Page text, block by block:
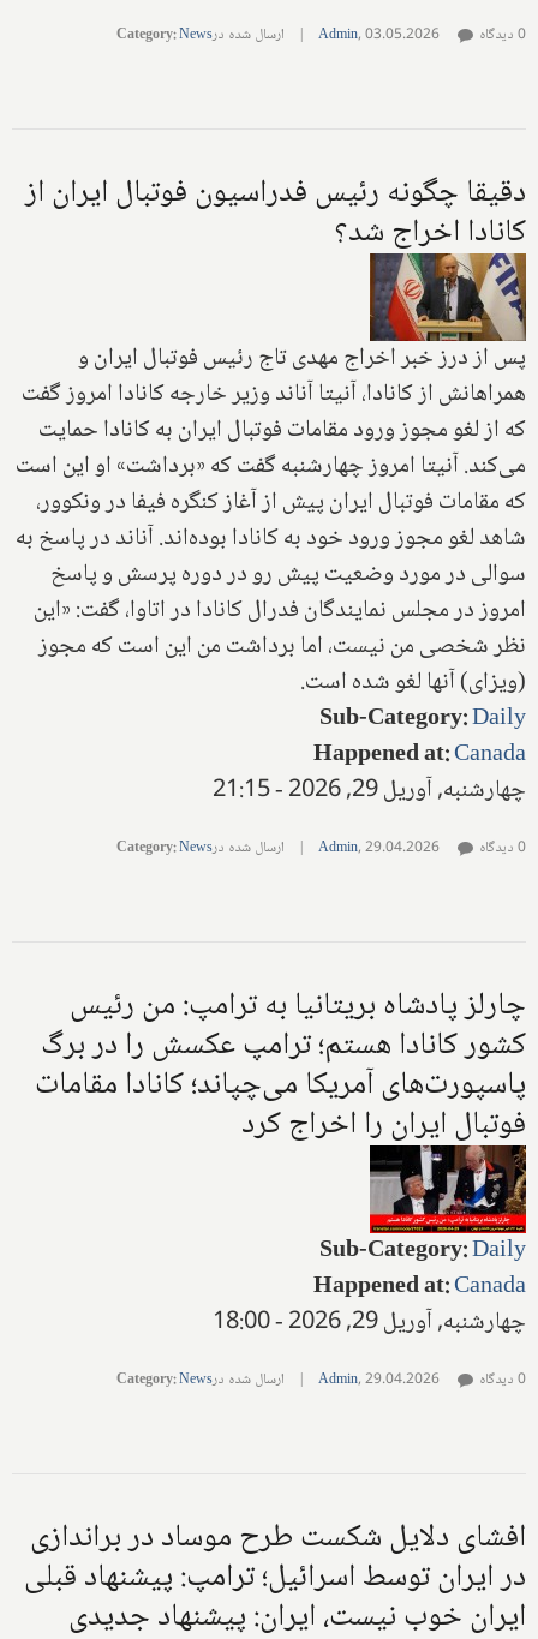
Admin,03.05.2026
| ارسال شده در Category:News 0 دیدگاه
دقیقا چگونه رئیس فدراسیون فوتبال ایران از
کانادا اخراج شد؟
پس از درز خبر اخراج مهدی تاج رئیس فوتبال ایران و
همراهانش از کانادا، آنیتا آناند وزیر خارجه کانادا امروز گفت
که از لغو مجوز ورود مقامات فوتبال ایران به کانادا حمایت
می‌کند. آنیتا امروز چهارشنبه گفت که «برداشت» او این است
که مقامات فوتبال ایران پیش از آغاز کنگره فیفا در ونکوور،
شاهد لغو مجوز ورود خود به کانادا بوده‌اند. آناند در پاسخ به
سوالی در مورد وضعیت پیش رو در دوره پرسش و پاسخ
امروز در مجلس نمایندگان فدرال کانادا در اتاوا، گفت: «این
نظر شخصی من نیست، اما برداشت من این است که مجوز
(ویزای) آنها لغو شده است.
Sub-Category:Daily
Happened at:Canada
چهارشنبه, آوریل 29, 2026 - 21:15
Admin,29.04.2026
| ارسال شده در Category:News 0 دیدگاه
چارلز پادشاه بریتانیا به ترامپ: من رئیس
کشور کانادا هستم؛ ترامپ عکسش را در برگ
پاسپورت‌های آمریکا می‌چپاند؛ کانادا مقامات
فوتبال ایران را اخراج کرد
Sub-Category:Daily
Happened at:Canada
چهارشنبه, آوریل 29, 2026 - 18:00
Admin,29.04.2026
| ارسال شده در Category:News 0 دیدگاه
افشای دلایل شکست طرح موساد در براندازی
در ایران توسط اسرائیل؛ ترامپ: پیشنهاد قبلی
ایران خوب نیست، ایران: پیشنهاد جدیدی